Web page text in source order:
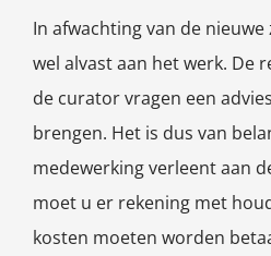
In afwachting van de
wel alvast aan het werk. De
de curator vragen een
brengen. Het is dus van
medewerking verleent aan
moet u er rekening met
kosten moeten worden